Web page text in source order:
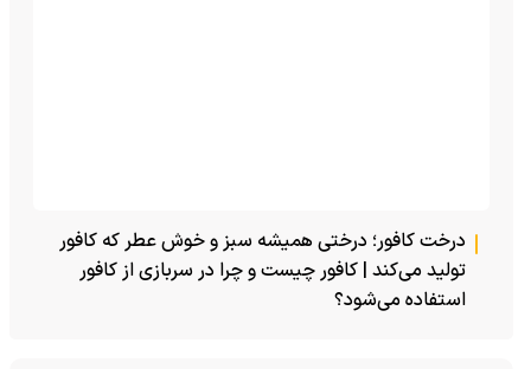
درخت کافور؛ درختی همیشه سبز و خوش عطر که کافور
تولید می‌کند | کافور چیست و چرا در سربازی از کافور
استفاده می‌شود؟